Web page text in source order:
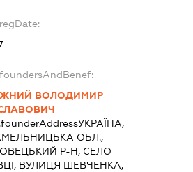
ВОЛОДИМИР
УКРАЇНА,
ХМЕЛЬНИЦЬКА ОБЛ.,
Р-Н, СЕЛО
ВУЛИЦЯ ШЕВЧЕНКА,